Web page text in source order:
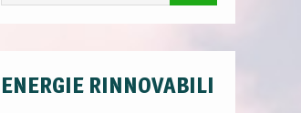
for:
ENERGIE RINNOVABILI